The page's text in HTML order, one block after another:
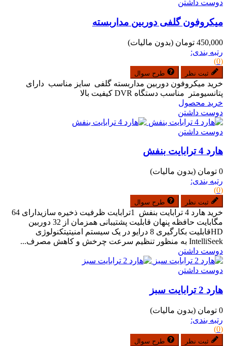
دوست داشتن
میکروفون گلفی دوربین مداربسته
450,000 تومان
(بدون مالیات)
رتبه بندی:
(0)
ثبت نظر طرح سوال
خرید میکروفون دوربین مداربسته گلفی سایز مناسب دارای
پتانسیومتر مناسب دستگاه DVR کیفیت بالا
خرید محصول
دوست داشتن
دوست داشتن
هارد 4 ترابایت بنفش
0 تومان
(بدون مالیات)
رتبه بندی:
(0)
ثبت نظر طرح سوال
خرید هارد 4 ترابایت بنفش 1ترابایت ظرفیت ذخیره سازیدارای 64
مگابایت حافظه پنهان قابلیت پشتیبانی همزمان از 32 دوربین
HDقابلیت بکارگیری 8 درایو در یک سیستم امنیتیتکنولوژی
IntelliSeek به منظور تنظیم سرعت چرخش و کاهش مصرف...
دوست داشتن
دوست داشتن
هارد 2 ترابایت سبز
0 تومان
(بدون مالیات)
رتبه بندی:
(0)
ثبت نظر طرح سوال